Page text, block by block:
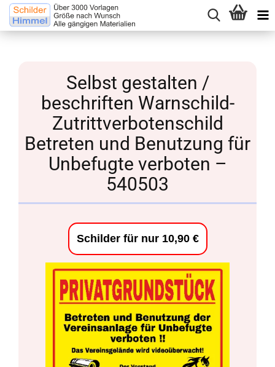
Selbst gestalten /
beschriften Warnschild-
Zutrittverbotenschild
Betreten und Benutzung für
Unbefugte verboten –
540503
Schilder für nur 10,90 €